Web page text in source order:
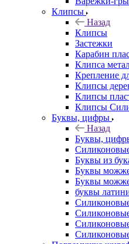
Клипсы
Назад
Клипсы
Застежки
Карабин
Клипса
Крепление
Клипсы
Клипсы
Клипсы
Буквы, цифры
Назад
Буквы,
Буквы из
Буквы
Буквы
буквы